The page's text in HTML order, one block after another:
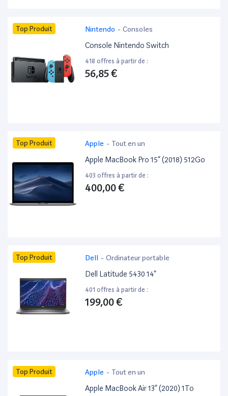
Top Produit Nintendo - Consoles
Console Nintendo Switch
418 offres à partir de :
56,85 €
Top Produit Apple - Tout en un
Apple MacBook Pro 15” (2018) 512Go
403 offres à partir de :
400,00 €
Top Produit Dell - Ordinateur portable
Dell Latitude 5430 14”
401 offres à partir de :
199,00 €
Top Produit Apple - Tout en un
Apple MacBook Air 13” (2020) 1To